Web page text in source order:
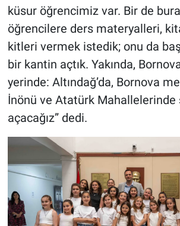
küsur öğrencimiz var. Bir de
öğrencilere ders materyalleri,
kitleri vermek istedik; onu da
bir kantin açtık. Yakında,
yerinde: Altındağ’da, Bornova
İnönü ve Atatürk Mahallelerinde
açacağız” dedi.